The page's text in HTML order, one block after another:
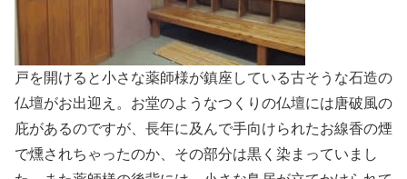
戸を開けると小さな薬師様が鎮座している古そうな石造の
仏壇がお出迎え。お堂のようなつくりの仏壇には唐破風の
庇があるのですが、長年に及んで手向けられたお線香の煙
で燻されちゃったのか、その部分は黒く染まっていまし